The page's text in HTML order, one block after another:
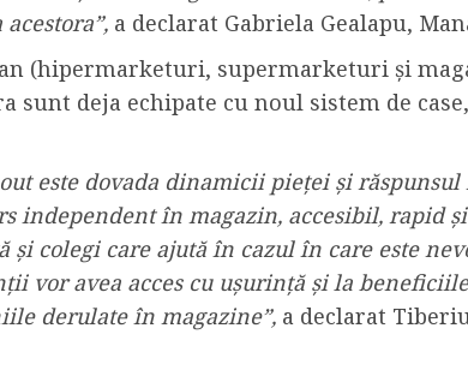
a declarat Gabriela Gealapu,
(hipermarketuri, supermarketuri și
sunt deja echipate cu noul sistem de
este dovada dinamicii pieței și
independent în magazin, accesibil, rapid
colegi care ajută în cazul în care este
vor avea acces cu ușurință și la
derulate în magazine”, a declarat